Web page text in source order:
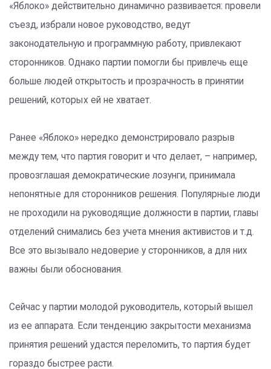
«Яблоко» действительно динамично развивается: провели
съезд, избрали новое руководство, ведут
законодательную и программную работу, привлекают
сторонников. Однако партии помогли бы привлечь еще
больше людей открытость и прозрачность в принятии
решений, которых ей не хватает.
Ранее «Яблоко» нередко демонстрировало разрыв
между тем, что партия говорит и что делает, – например,
провозглашая демократические лозунги, принимала
непонятные для сторонников решения. Популярные люди
не проходили на руководящие должности в партии, главы
отделений снимались без учета мнения активистов и т.д.
Все это вызывало недоверие у сторонников, а для них
важны были обоснования.
Сейчас у партии молодой руководитель, который вышел
из ее аппарата. Если тенденцию закрытости механизма
принятия решений удастся переломить, то партия будет
гораздо быстрее расти.